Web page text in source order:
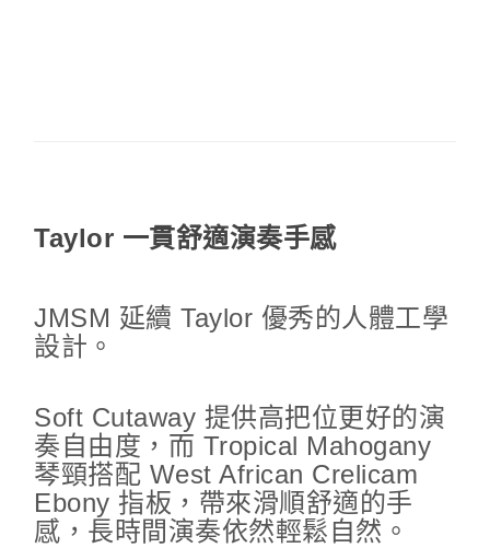
Taylor 一貫舒適演奏手感
JMSM 延續 Taylor 優秀的人體工學
設計。
Soft Cutaway 提供高把位更好的演
奏自由度，而 Tropical Mahogany
琴頸搭配 West African Crelicam
Ebony 指板，帶來滑順舒適的手
感，長時間演奏依然輕鬆自然。